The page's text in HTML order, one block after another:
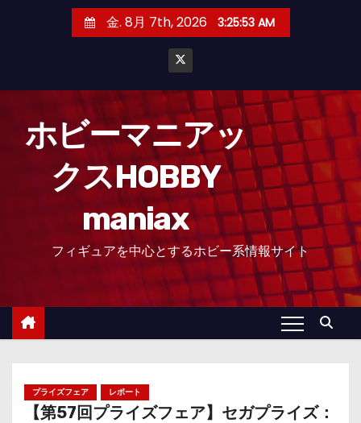
金. 8月 7th, 2026 3:25:54 AM
ホビーマニアッ
クスHOBBY
maniax
フィギュアを中心とするホビー系情報サイト
プライズフェア レポート
【第57回プライズフェア】セガプライズ：